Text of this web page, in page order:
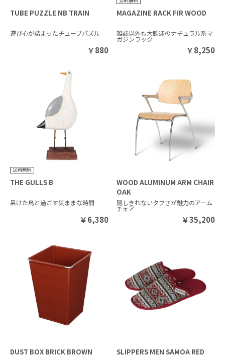
TUBE PUZZLE NB TRAIN
遊び心が詰まったチューブパズル
￥880
MAGAZINE RACK FIR WOOD
雑誌以外も大歓迎のナチュラル系マ
ガジンラック
￥8,250
THE GULLS B
呆けた鳥と過ごす気ままな時間
￥6,380
WOOD ALUMINUM ARM CHAIR
OAK
隠しきれないタフさが魅力のアーム
チェア
￥35,200
DUST BOX BRICK BROWN SLIPPERS MEN SAMOA RED